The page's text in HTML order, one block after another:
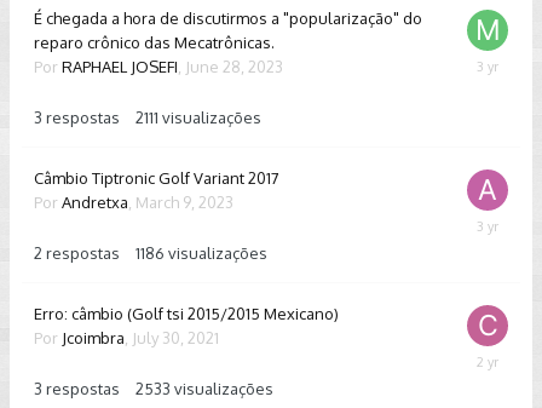
É chegada a hora de discutirmos a "popularização" do
reparo crônico das Mecatrônicas.
Por RAPHAEL JOSEFI June 28, 2023
3 respostas 2111 visualizações
July
Câmbio Tiptronic Golf Variant 2017
Por Andretxa March 9, 2023
2 respostas 1186 visualizações
March
Erro: câmbio (Golf tsi 2015/2015 Mexicano)
Por Jcoimbra July 30, 2021
3 respostas 2533 visualizações
April